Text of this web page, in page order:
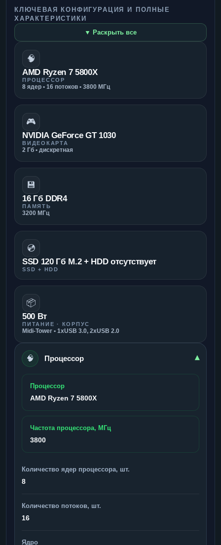
КЛЮЧЕВАЯ КОНФИГУРАЦИЯ И ПОЛНЫЕ
ХАРАКТЕРИСТИКИ
▼ Раскрыть все
🧠
AMD Ryzen 7 5800X
ПРОЦЕССОР
8 ядер • 16 потоков • 3800 МГц
🎮
NVIDIA GeForce GT 1030
ВИДЕОКАРТА
2 Гб • дискретная
💾
16 Гб DDR4
ПАМЯТЬ
3200 МГц
💿
SSD 120 Гб M.2 + HDD отсутствует
SSD + HDD
📦
500 Вт
ПИТАНИЕ · КОРПУС
Midi-Tower • 1xUSB 3.0, 2xUSB 2.0
🧠 Процессор ▾
Процессор
AMD Ryzen 7 5800X
Частота процессора, МГц
3800
Количество ядер процессора, шт.
8
Количество потоков, шт.
16
Ядро